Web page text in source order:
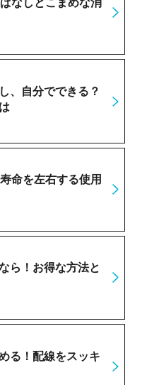
なしとこまめな消
、自分でできる？
命を左右する使用
ら！お得な方法と
る！配線をスッキ